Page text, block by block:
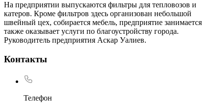
На предприятии выпускаются фильтры для тепловозов и
катеров. Кроме фильтров здесь организован небольшой
швейный цех, собирается мебель, предприятие занимается
также оказывает услуги по благоустройству города.
Руководитель предприятия Аскар Уалиев.
Контакты
Телефон